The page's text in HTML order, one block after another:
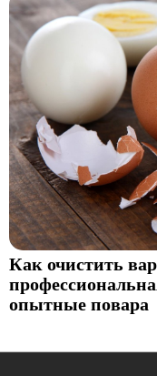
Как очистить
опытные повара